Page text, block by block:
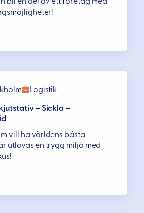
Logistik
– Sickla –
vill ha världens bästa
utlovas en trygg miljö med